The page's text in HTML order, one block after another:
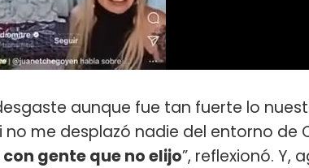
aunque fue tan fuerte lo
me desplazó nadie del entorno de
gente que no elijo”, reflexionó. Y,